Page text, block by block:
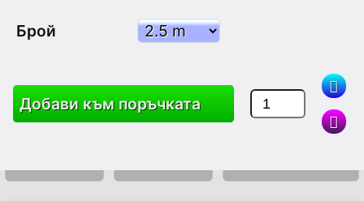
Регистрирайте се
Търсене
Брой
Добави към поръчката